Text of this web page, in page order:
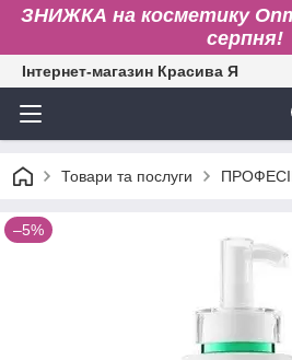
ЗНИЖКА на косметику
серпня!
Інтернет-магазин Красива Я
Товари та послуги
–5%